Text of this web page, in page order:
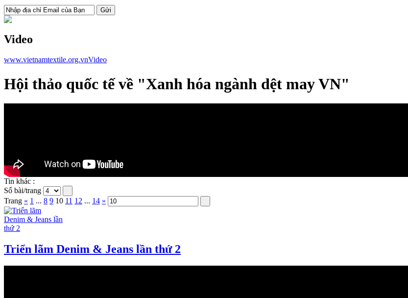
Video
www.vietnamtextile.org.vnVideo
Hội thảo quốc tế về "Xanh hóa ngành dệt may VN"
Tin khác :
Số bài/trang
Trang « 1 ... 8 9 10 11 12 ... 14 »
Triển lãm Denim & Jeans lần thứ 2